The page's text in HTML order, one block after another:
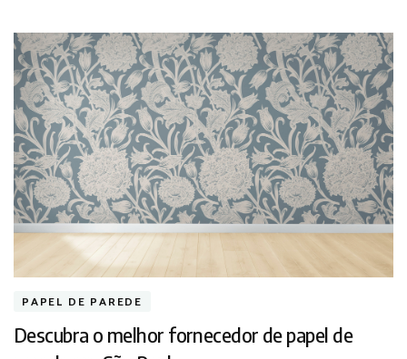
PAPEL DE PAREDE
Descubra o melhor fornecedor de papel de